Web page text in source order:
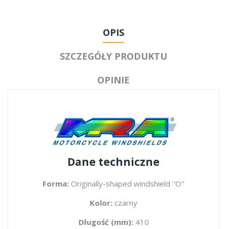
OPIS
SZCZEGÓŁY PRODUKTU
OPINIE
Dane techniczne
Forma: Originally-shaped windshield "O"
Kolor: czarny
Długość (mm): 410